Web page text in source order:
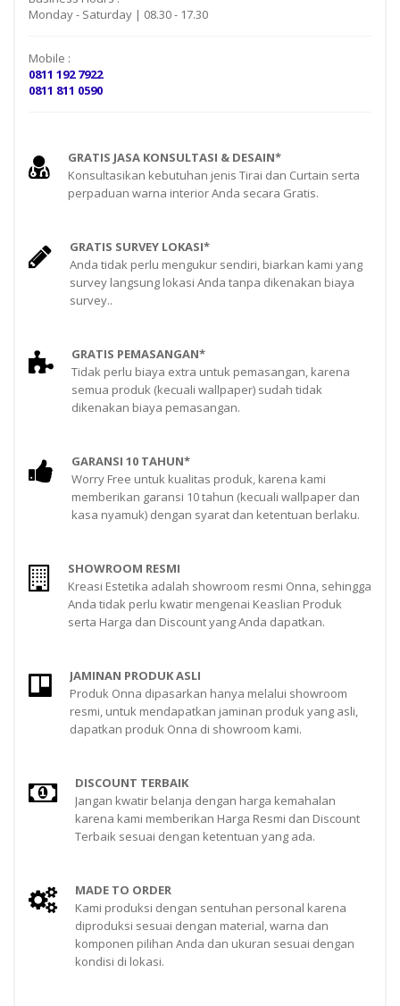
Monday - Saturday | 08.30 - 17.30
Mobile :
0811 192 7922
0811 811 0590
GRATIS JASA KONSULTASI & DESAIN*
Konsultasikan kebutuhan jenis Tirai dan Curtain serta
perpaduan warna interior Anda secara Gratis.
GRATIS SURVEY LOKASI*
Anda tidak perlu mengukur sendiri, biarkan kami yang
survey langsung lokasi Anda tanpa dikenakan biaya
survey..
GRATIS PEMASANGAN*
Tidak perlu biaya extra untuk pemasangan, karena
semua produk (kecuali wallpaper) sudah tidak
dikenakan biaya pemasangan.
GARANSI 10 TAHUN*
Worry Free untuk kualitas produk, karena kami
memberikan garansi 10 tahun (kecuali wallpaper dan
kasa nyamuk) dengan syarat dan ketentuan berlaku.
SHOWROOM RESMI
Kreasi Estetika adalah showroom resmi Onna, sehingga
Anda tidak perlu kwatir mengenai Keaslian Produk
serta Harga dan Discount yang Anda dapatkan.
JAMINAN PRODUK ASLI
Produk Onna dipasarkan hanya melalui showroom
resmi, untuk mendapatkan jaminan produk yang asli,
dapatkan produk Onna di showroom kami.
DISCOUNT TERBAIK
Jangan kwatir belanja dengan harga kemahalan
karena kami memberikan Harga Resmi dan Discount
Terbaik sesuai dengan ketentuan yang ada.
MADE TO ORDER
Kami produksi dengan sentuhan personal karena
diproduksi sesuai dengan material, warna dan
komponen pilihan Anda dan ukuran sesuai dengan
kondisi di lokasi.